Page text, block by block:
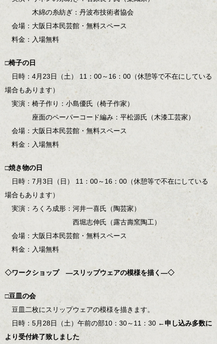
木綿の糸紡ぎ：丹波布技術者協会
会場：大阪日本民芸館・無料スペース
料金：入場無料
□椅子の日
日時：4月23日（土） 11：00～16：00（休憩等で不在にしている
場合もあります）
実演：椅子作り：小島優氏（椅子作家）
座面のペーパーコード編み：平松源氏（木漆工芸家）
会場：大阪日本民芸館・無料スペース
料金：入場無料
□焼き物の日
日時：7月3日（日） 11：00～16：00（休憩等で不在にしている
場合もあります）
実演：ろくろ成形：河井一喜氏（陶芸家）
西堀志伸氏（露古壽窯陶工）
会場：大阪日本民芸館・無料スペース
料金：入場無料
◇ワークショップ ―スリップウェアの模様を描く―◇
□豆皿の会
豆皿二枚にスリップウェアの模様を描きます。
日時：5月28日（土）午前の部10：30～11：30 ←申し込み多数に
より受付終了致しました